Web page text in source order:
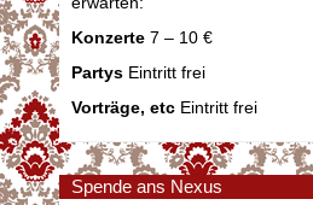
Konzerte 7 – 10 €
Partys Eintritt frei
Vorträge, etc Eintritt frei
Spende ans Nexus